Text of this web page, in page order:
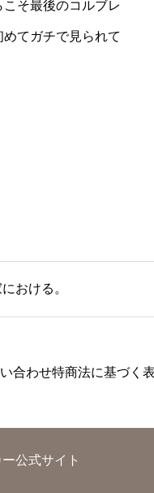
そ最後のコルブレ
てガチで見られて
おける。
合わせ特商法に基づく
公式サイト